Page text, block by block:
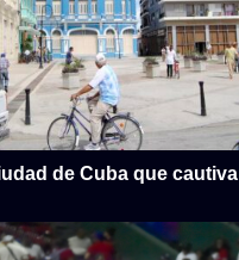
de Cuba que cautiva